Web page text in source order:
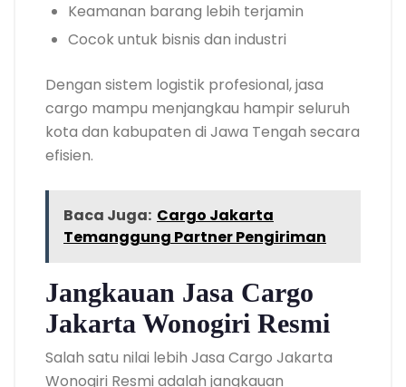
Keamanan barang lebih terjamin
Cocok untuk bisnis dan industri
Dengan sistem logistik profesional, jasa
cargo mampu menjangkau hampir seluruh
kota dan kabupaten di Jawa Tengah secara
efisien.
Baca Juga: Cargo Jakarta
Temanggung Partner Pengiriman
Jangkauan Jasa Cargo
Jakarta Wonogiri Resmi
Salah satu nilai lebih Jasa Cargo Jakarta
Wonogiri Resmi adalah jangkauan